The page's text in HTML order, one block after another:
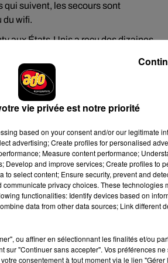
qui suivent, les secours sont
du wifi.
aux États-Unis a reçu des dizaines
de la route à déclarer. Il s'agissait
pour quelconques raisons.
ces appels automatiques des
répartiteurs aux adjoints en passant
qui en ont vraiment besoin à cause
d’appels. Consciente du
au premier trimestre de 2023, à
de conserver la fonctionnalité active
exemple.
vie privée est notre priorité
based on your consent and/or our legitimate
advertising; Create profiles for personalised
Measure content performance;
Develop and improve services; Create profiles to
select content; Ensure security, prevent and
privacy choices. These technologies
functionalities: Identify devices based on
data from other data sources; Link different
ou affiner en sélectionnant les finalités et/ou
sur "Continuer sans accepter". Vos préférences
consentement à tout moment via le lien